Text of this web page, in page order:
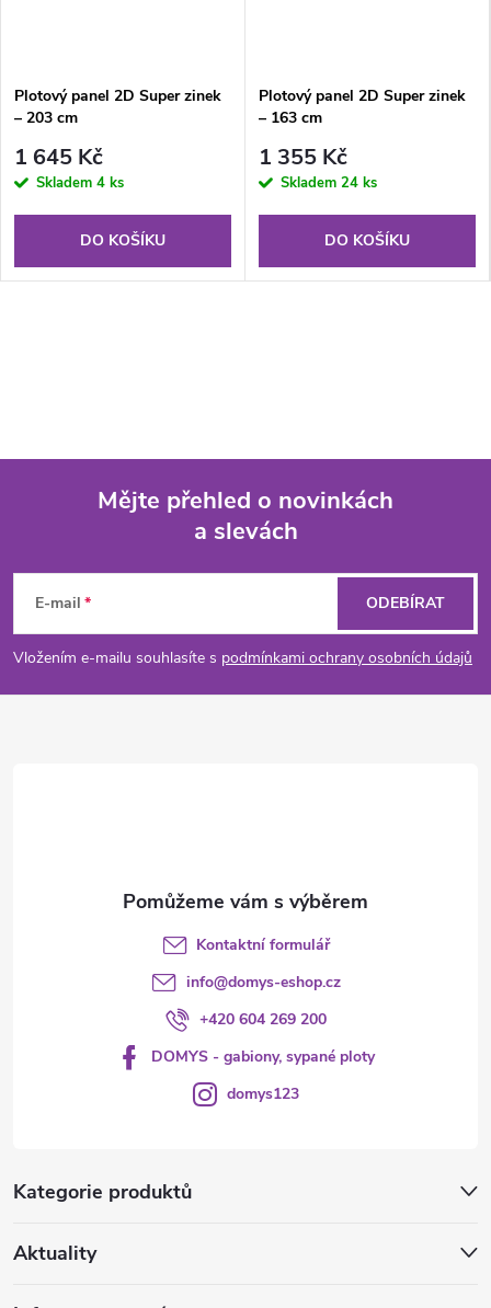
Plotový panel 2D Super zinek
– 203 cm
1 645 Kč
Skladem 4 ks
DO KOŠÍKU
Plotový panel 2D Super zinek
– 163 cm
1 355 Kč
Skladem 24 ks
DO KOŠÍKU
p
a
Mějte přehled o novinkách
a slevách
E-mail
Vložením e-mailu souhlasíte s podmínkami ochrany osobních údajů
ODEBÍRAT
Kategorie produktů
Aktuality
Kontaktní formulář
info@domys-eshop.cz
+420 604 269 200
DOMYS - gabiony, sypané ploty
domys123